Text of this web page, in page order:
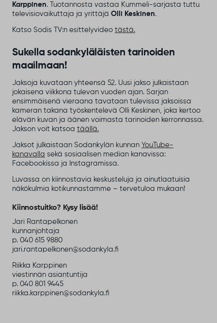
Karppinen. Tuotannosta vastaa Kummeli-sarjasta tuttu
televisiovaikuttaja ja yrittäjä Olli Keskinen.
Katso Sodis TV:n esittelyvideo tästä.
Sukella sodankyläläisten tarinoiden
maailmaan!
Jaksoja kuvataan yhteensä 52. Uusi jakso julkaistaan
jokaisena viikkona tulevan vuoden ajan. Sarjan
ensimmäisenä vieraana tavataan tulevissa jaksoissa
kameran takana työskentelevä Olli Keskinen, joka kertoo
elävän kuvan ja äänen voimasta tarinoiden kerronnassa.
Jakson voit katsoa täällä.
Jaksot julkaistaan Sodankylän kunnan YouTube-
kanavalla sekä sosiaalisen median kanavissa:
Facebookissa ja Instagramissa.
Luvassa on kiinnostavia keskusteluja ja ainutlaatuisia
näkökulmia kotikunnastamme – tervetuloa mukaan!
Kiinnostuitko? Kysy lisää!
Jari Rantapelkonen
kunnanjohtaja
p. 040 615 9880
jari.rantapelkonen@sodankyla.fi
Riikka Karppinen
viestinnän asiantuntija
p. 040 801 9445
riikka.karppinen@sodankyla.fi